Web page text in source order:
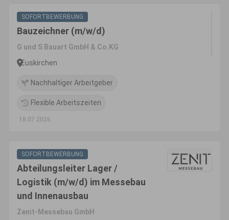
SOFORTBEWERBUNG
Bauzeichner (m/w/d)
G und S Bauart GmbH & Co.KG
Euskirchen
Nachhaltiger Arbeitgeber
Flexible Arbeitszeiten
18.07.2026
SOFORTBEWERBUNG
Abteilungsleiter Lager /
Logistik (m/w/d) im Messebau
und Innenausbau
Zenit-Messebau GmbH